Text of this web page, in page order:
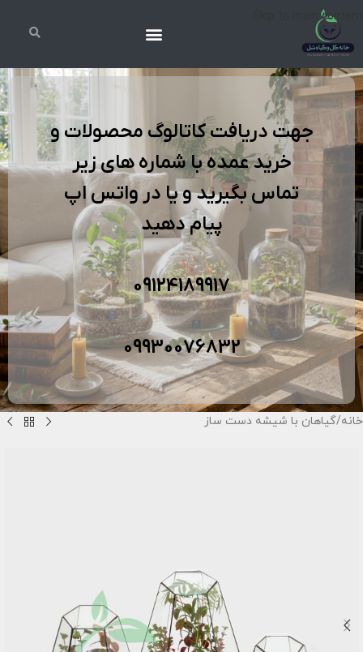
Skip to main content
جهت دریافت کاتالوگ محصولات و
خرید عمده با شماره های زیر
تماس بگیرید و یا در واتس اپ
پیام دهید
09124189917
09930076832
خانه/گیاهان با شیشه دست ساز